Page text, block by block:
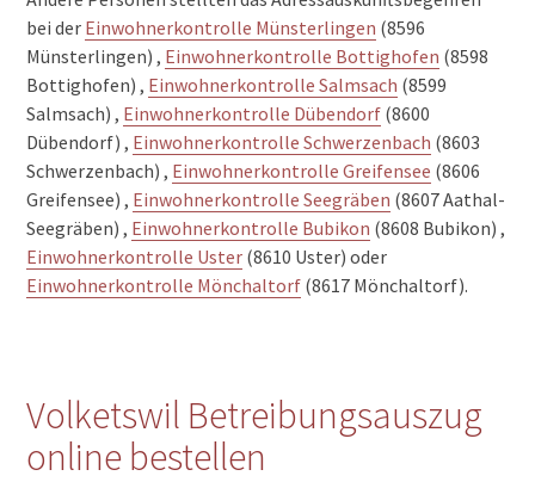
bei der Einwohnerkontrolle Münsterlingen (8596
Münsterlingen) , Einwohnerkontrolle Bottighofen (8598
Bottighofen) , Einwohnerkontrolle Salmsach (8599
Salmsach) , Einwohnerkontrolle Dübendorf (8600
Dübendorf) , Einwohnerkontrolle Schwerzenbach (8603
Schwerzenbach) , Einwohnerkontrolle Greifensee (8606
Greifensee) , Einwohnerkontrolle Seegräben (8607 Aathal-
Seegräben) , Einwohnerkontrolle Bubikon (8608 Bubikon) ,
Einwohnerkontrolle Uster (8610 Uster) oder
Einwohnerkontrolle Mönchaltorf (8617 Mönchaltorf).
Volketswil Betreibungsauszug
online bestellen